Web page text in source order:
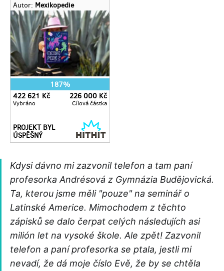
Kdysi dávno mi zazvonil telefon a tam paní
profesorka Andrésová z Gymnázia Budějovická.
Ta, kterou jsme měli "pouze" na seminář o
Latinské Americe. Mimochodem z těchto
zápisků se dalo čerpat celých následujích asi
milión let na vysoké škole. Ale zpět! Zazvonil
telefon a paní profesorka se ptala, jestli mi
nevadí, že dá moje číslo Evě, že by se chtěla